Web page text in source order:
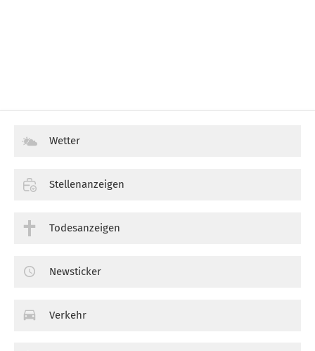
Wetter
Stellenanzeigen
Todesanzeigen
Newsticker
Verkehr